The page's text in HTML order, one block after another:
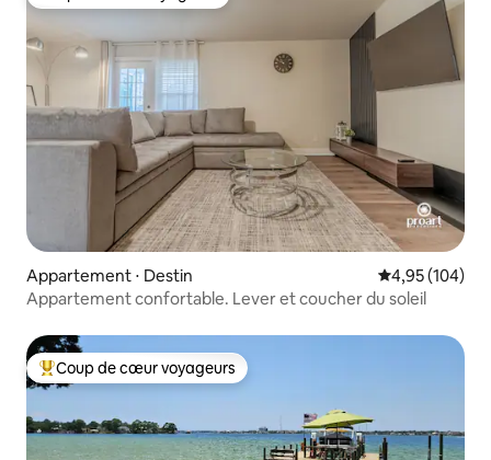
Appartement ⋅ Destin Évaluation
4,95 (104)
Appartement confortable. Lever et coucher du soleil
Coups de cœur voyageurs les plus appréciés
Coup de cœur voyageurs